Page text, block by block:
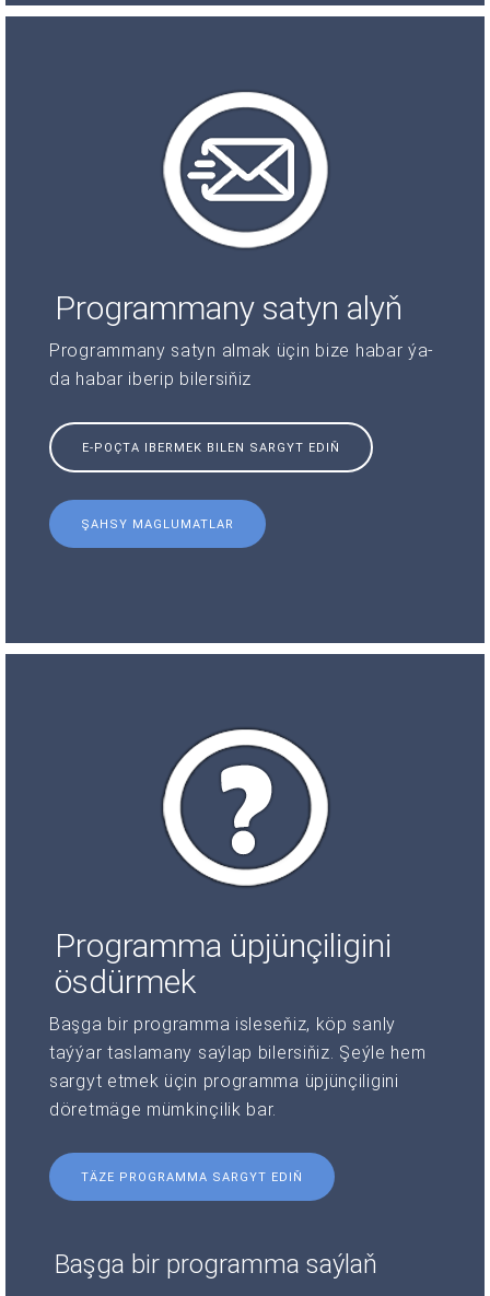
Programmany satyn alyň
Programmany satyn almak üçin bize habar ýa-
da habar iberip bilersiňiz
E-POÇTA IBERMEK BILEN SARGYT EDIŇ
ŞAHSY MAGLUMATLAR
Programma üpjünçiligini
ösdürmek
Başga bir programma isleseňiz, köp sanly
taýýar taslamany saýlap bilersiňiz. Şeýle hem
sargyt etmek üçin programma üpjünçiligini
döretmäge mümkinçilik bar.
TÄZE PROGRAMMA SARGYT EDIŇ
Başga bir programma saýlaň